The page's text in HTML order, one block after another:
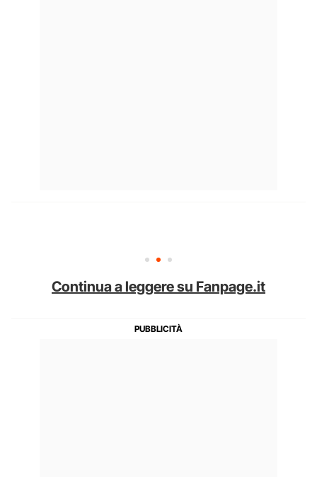
Continua a leggere su Fanpage.it